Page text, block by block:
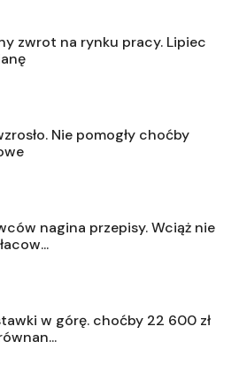
zwrot na rynku pracy. Lipiec
Nie pomogły choćby
nagina przepisy. Wciąż nie
w górę. choćby 22 600 zł